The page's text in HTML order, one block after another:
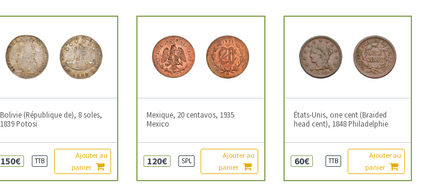
Bolivie (République de), 8 soles,
1839 Potosi
150€ TTB
Ajouter au
panier
Mexique, 20 centavos, 1935
Mexico
120€ SPL
Ajouter au
panier
États-Unis, one cent (Braided
head cent), 1848 Philadelphie
60€ TTB
Ajouter au
panier